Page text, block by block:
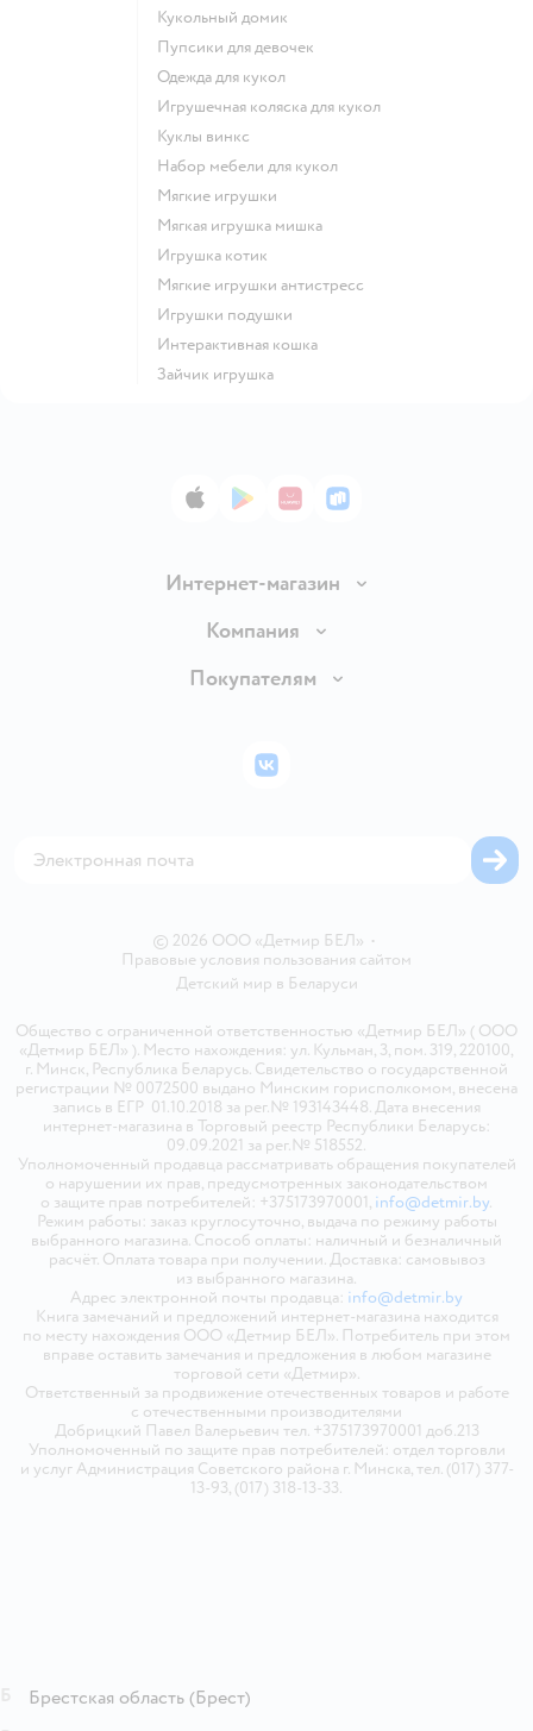
Кукольный домик
Пупсики для девочек
Одежда для кукол
Игрушечная коляска для кукол
Куклы винкс
Набор мебели для кукол
Мягкие игрушки
Мягкая игрушка мишка
Игрушка котик
Мягкие игрушки антистресс
Игрушки подушки
Интерактивная кошка
Зайчик игрушка
App StoreGoogle Play
AppGallery
RuStore
Интернет-магазин
Доставка и оплата
Правила продажи
Политика использования файлов cookie
Компания
Вакансии
Покупателям
Бонусные карты
© 2026 ООО «Детмир БЕЛ» •
Правовые условия пользования сайтом
Детский мир в Беларуси
Общество с ограниченной ответственностью «Детмир БЕЛ» ( ООО
«Детмир БЕЛ» ). Место нахождения: ул. Кульман, 3, пом. 319, 220100,
г. Минск, Республика Беларусь. Свидетельство о государственной
регистрации № 0072500 выдано Минским горисполкомом, внесена
запись в ЕГР 01.10.2018 за рег.№ 193143448. Дата внесения
интернет-магазина в Торговый реестр Республики Беларусь:
09.09.2021 за рег.№ 518552.
Уполномоченный продавца рассматривать обращения покупателей
о нарушении их прав, предусмотренных законодательством
о защите прав потребителей: +375173970001, info@detmir.by.
Режим работы: заказ круглосуточно, выдача по режиму работы
выбранного магазина. Способ оплаты: наличный и безналичный
расчёт. Оплата товара при получении. Доставка: самовывоз
из выбранного магазина.
Адрес электронной почты продавца: info@detmir.by
Книга замечаний и предложений интернет-магазина находится
по месту нахождения ООО «Детмир БЕЛ». Потребитель при этом
вправе оставить замечания и предложения в любом магазине
торговой сети «Детмир».
Ответственный за продвижение отечественных товаров и работе
с отечественными производителями
Добрицкий Павел Валерьевич тел. +375173970001 доб.213
Уполномоченный по защите прав потребителей: отдел торговли
и услуг Администрация Советского района г. Минска, тел. (017) 377-
13-93, (017) 318-13-33.
ВКонтакте
Брестская область (Брест)